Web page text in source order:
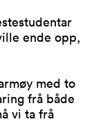
ende opp,
med to
frå både
vi ta frå